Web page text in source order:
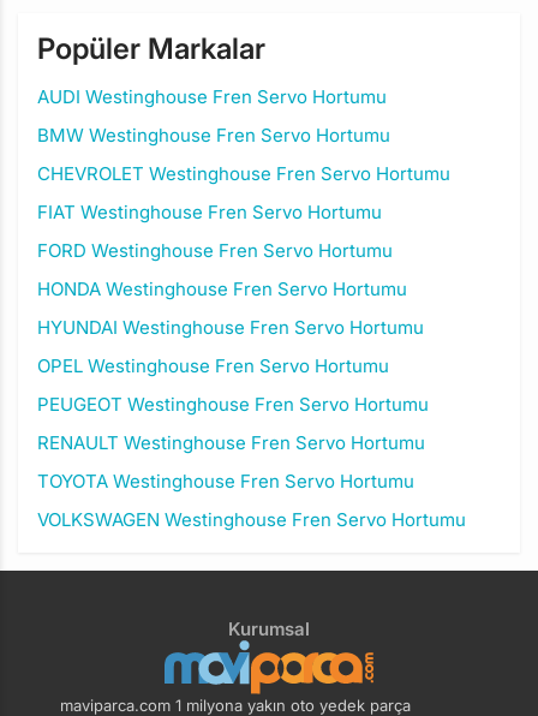
Popüler Markalar
AUDI Westinghouse Fren Servo Hortumu
BMW Westinghouse Fren Servo Hortumu
CHEVROLET Westinghouse Fren Servo Hortumu
FIAT Westinghouse Fren Servo Hortumu
FORD Westinghouse Fren Servo Hortumu
HONDA Westinghouse Fren Servo Hortumu
HYUNDAI Westinghouse Fren Servo Hortumu
OPEL Westinghouse Fren Servo Hortumu
PEUGEOT Westinghouse Fren Servo Hortumu
RENAULT Westinghouse Fren Servo Hortumu
TOYOTA Westinghouse Fren Servo Hortumu
VOLKSWAGEN Westinghouse Fren Servo Hortumu
Kurumsal
maviparca.com 1 milyona yakın oto yedek parça